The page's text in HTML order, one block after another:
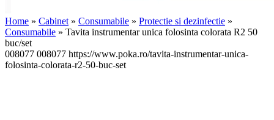
Home » Cabinet » Consumabile » Protectie si dezinfectie »
Consumabile » Tavita instrumentar unica folosinta colorata R2 50
buc/set
008077 008077 https://www.poka.ro/tavita-instrumentar-unica-
folosinta-colorata-r2-50-buc-set